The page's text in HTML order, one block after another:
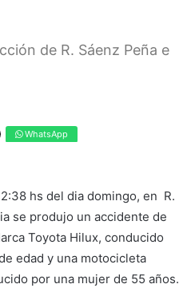
de R. Sáenz Peña e
WhatsApp
hs del dia domingo, en R.
se produjo un accidente de
Toyota Hilux, conducido
edad y una motocicleta
por una mujer de 55 años.